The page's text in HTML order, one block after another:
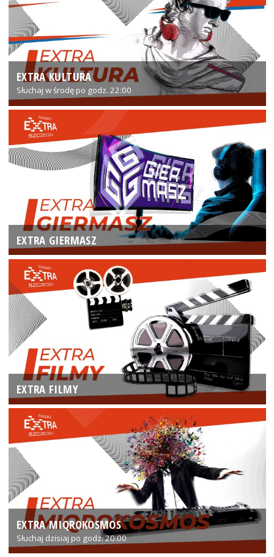
EXTRA KULTURA
Słuchaj w środę po godz. 22:00
EXTRA GIERMASZ
EXTRA FILMY
EXTRA MIQROKOSMOS
Słuchaj dzisiaj po godz. 20:00